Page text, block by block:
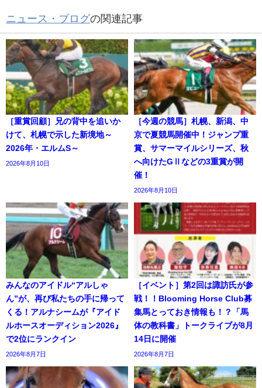
ニュース・ブログの関連記事
［重賞回顧］兄の背中を追いか
けて、札幌で示した新境地～
2026年・エルムS～
2026年8月10日
［今週の競馬］札幌、新潟、中
京で夏競馬開催中！ジャンプ重
賞、サマーマイルシリーズ、秋
へ向けたGⅡなどの3重賞が開
催！
2026年8月10日
みんなのアイドル“アルしゃ
ん”が、再び私たちの手に帰って
くる！アルナシームが『アイド
ルホースオーディション2026』
で2位にランクイン
2026年8月7日
［イベント］第2回は諏訪氏が参
戦！！Blooming Horse Club募
集馬とっておき情報も！？「馬
体の教科書」トークライブが8月
14日に開催
2026年8月7日